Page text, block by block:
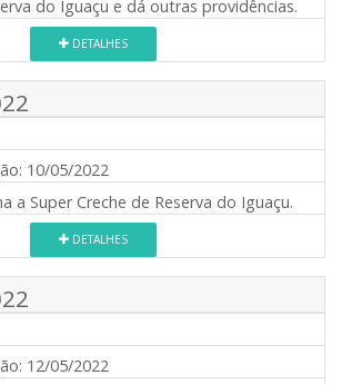
do Iguaçu e dá outras providências.
DETALHES
10/05/2022
a Super Creche de Reserva do Iguaçu.
DETALHES
12/05/2022